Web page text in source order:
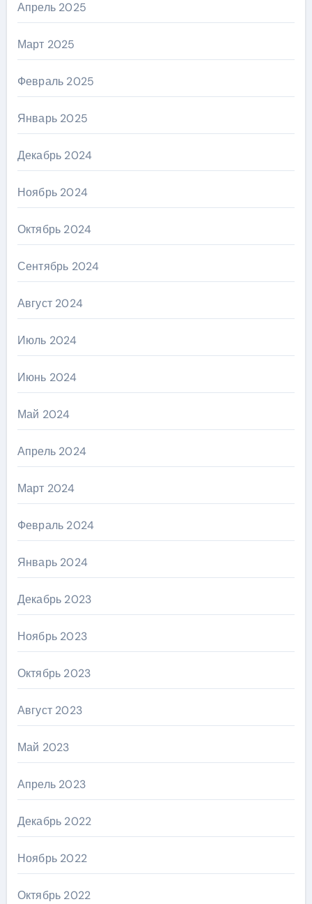
Апрель 2025
Март 2025
Февраль 2025
Январь 2025
Декабрь 2024
Ноябрь 2024
Октябрь 2024
Сентябрь 2024
Август 2024
Июль 2024
Июнь 2024
Май 2024
Апрель 2024
Март 2024
Февраль 2024
Январь 2024
Декабрь 2023
Ноябрь 2023
Октябрь 2023
Август 2023
Май 2023
Апрель 2023
Декабрь 2022
Ноябрь 2022
Октябрь 2022